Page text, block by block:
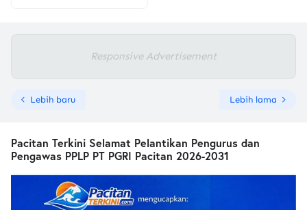
Responsive Advertisement
Lebih baru Lebih lama
Pacitan Terkini Selamat Pelantikan Pengurus dan
Pengawas PPLP PT PGRI Pacitan 2026-2031